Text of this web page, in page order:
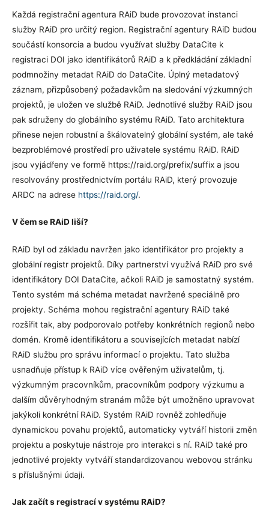
Každá registrační agentura RAiD bude provozovat instanci
služby RAiD pro určitý region. Registrační agentury RAiD budou
součástí konsorcia a budou využívat služby DataCite k
registraci DOI jako identifikátorů RAiD a k předkládání základní
podmnožiny metadat RAiD do DataCite. Úplný metadatový
záznam, přizpůsobený požadavkům na sledování výzkumných
projektů, je uložen ve službě RAiD. Jednotlivé služby RAiD jsou
pak sdruženy do globálního systému RAiD. Tato architektura
přinese nejen robustní a škálovatelný globální systém, ale také
bezproblémové prostředí pro uživatele systému RAiD. RAiD
jsou vyjádřeny ve formě https://raid.org/prefix/suffix a jsou
resolvovány prostřednictvím portálu RAiD, který provozuje
ARDC na adrese https://raid.org/.
V čem se RAiD liší?
RAiD byl od základu navržen jako identifikátor pro projekty a
globální registr projektů. Díky partnerství využívá RAiD pro své
identifikátory DOI DataCite, ačkoli RAiD je samostatný systém.
Tento systém má schéma metadat navržené speciálně pro
projekty. Schéma mohou registrační agentury RAiD také
rozšířit tak, aby podporovalo potřeby konkrétních regionů nebo
domén. Kromě identifikátoru a souvisejících metadat nabízí
RAiD službu pro správu informací o projektu. Tato služba
usnadňuje přístup k RAiD více ověřeným uživatelům, tj.
výzkumným pracovníkům, pracovníkům podpory výzkumu a
dalším důvěryhodným stranám může být umožněno upravovat
jakýkoli konkrétní RAiD. Systém RAiD rovněž zohledňuje
dynamickou povahu projektů, automaticky vytváří historii změn
projektu a poskytuje nástroje pro interakci s ní. RAiD také pro
jednotlivé projekty vytváří standardizovanou webovou stránku
s příslušnými údaji.
Jak začít s registrací v systému RAiD?